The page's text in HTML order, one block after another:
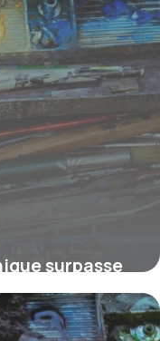
surpasse
pour